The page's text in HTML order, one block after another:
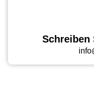
Schreiben